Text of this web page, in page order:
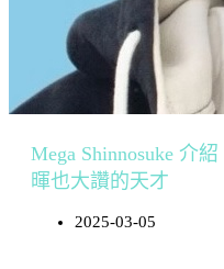
Mega Shinnosuke 介
暉也大讚的天才
2025-03-05